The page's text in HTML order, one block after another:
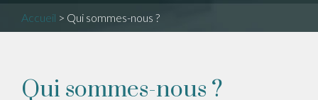
Accueil > Qui sommes-nous ?
Qui sommes-nous ?